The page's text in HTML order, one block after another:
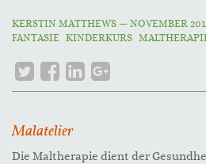
KERSTIN MATTHEWS — NOVEMBER
FANTASIE KINDERKURS
Malatelier
Die Maltherapie dient der